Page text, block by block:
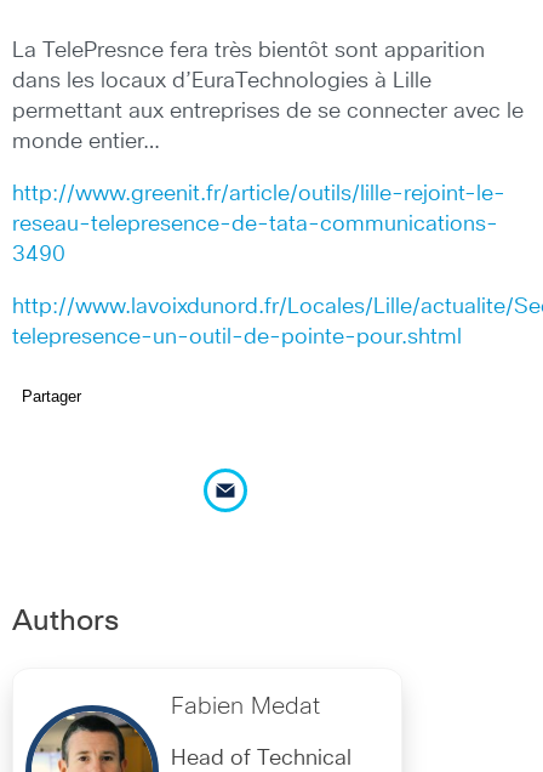
La TelePresnce fera très bientôt sont apparition
dans les locaux d’EuraTechnologies à Lille
permettant aux entreprises de se connecter avec le
monde entier…
http://www.greenit.fr/article/outils/lille-rejoint-le-
reseau-telepresence-de-tata-communications-
3490
http://www.lavoixdunord.fr/Locales/Lille/actualite/
telepresence-un-outil-de-pointe-pour.shtml
Partager
Authors
Fabien Medat
Head of Technical